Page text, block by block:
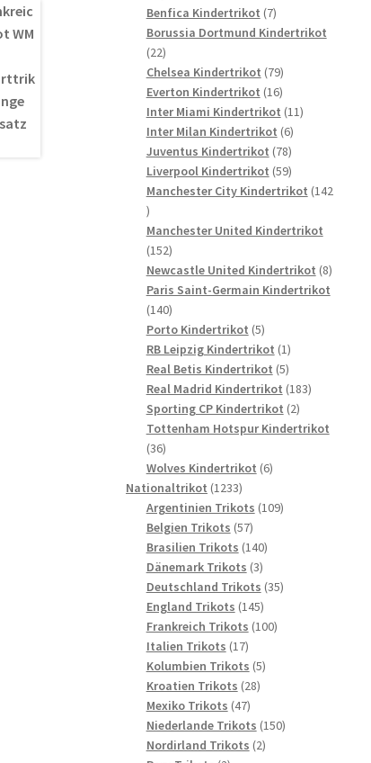
Benfica Kindertrikot 77
Produkte
Borussia Dortmund Kindertrikot
2222
Produkte
Chelsea Kindertrikot 7979
Produkte
Everton Kindertrikot 1616
Produkte
Inter Miami Kindertrikot 1111
Inter Milan Kindertrikot 66
Produkte
Juventus Kindertrikot 7878
Produkte
Liverpool Kindertrikot 5959
Produkte
Manchester City Kindertrikot 142
142
Produkte
Manchester United Kindertrikot
152152
Produkte
Newcastle United Kindertrikot 88
Produkte
Paris Saint-Germain Kindertrikot
140140
Produkte
Porto Kindertrikot 55
Produkte
RB Leipzig Kindertrikot 11
Produkt
Real Betis Kindertrikot 55
Produkte
Real Madrid Kindertrikot 183183
Sporting CP Kindertrikot 22
Produkte
Tottenham Hotspur Kindertrikot
3636
Produkte
Wolves Kindertrikot 66
Nationaltrikot 12331233
Produkte
Argentinien Trikots 109109
Belgien Trikots 5757
Produkte
Brasilien Trikots 140140
Dänemark Trikots 33
Produkte
Deutschland Trikots 3535
England Trikots 145145
Produkte
Frankreich Trikots 100100
Italien Trikots 1717
Produkte
Kolumbien Trikots 55
Kroatien Trikots 2828
Mexiko Trikots 4747
Produkte
Niederlande Trikots 150150
Nordirland Trikots 22